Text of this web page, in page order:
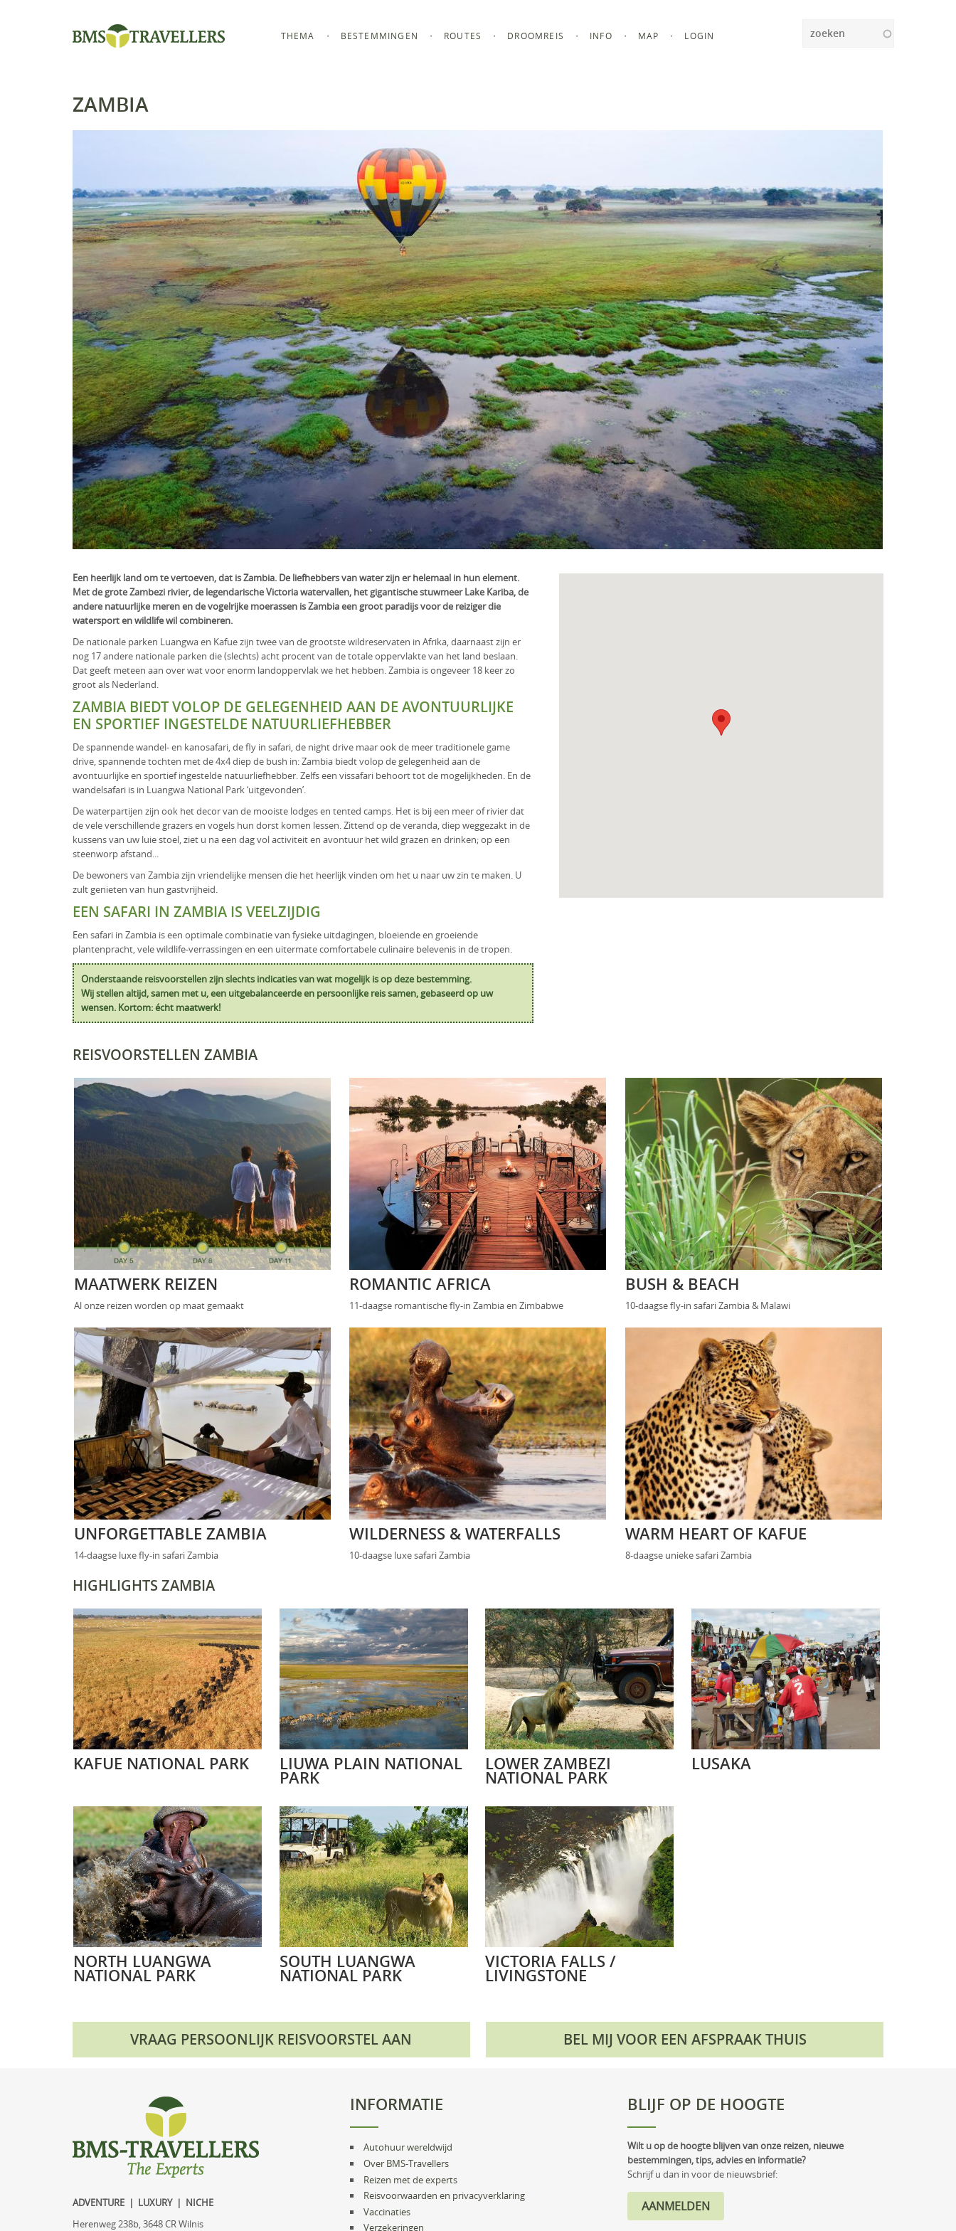
THEMA BESTEMMINGEN ROUTES DROOMREIS INFO MAP LOGIN
Zoeken
ZAMBIA
Een heerlijk land om te vertoeven, dat is Zambia. De liefhebbers van water zijn er helemaal in hun element.
Met de grote Zambezi rivier, de legendarische Victoria watervallen, het gigantische stuwmeer Lake Kariba, de
andere natuurlijke meren en de vogelrijke moerassen is Zambia een groot paradijs voor de reiziger die
watersport en wildlife wil combineren.
De nationale parken Luangwa en Kafue zijn twee van de grootste wildreservaten in Afrika, daarnaast zijn er
nog 17 andere nationale parken die (slechts) acht procent van de totale oppervlakte van het land beslaan.
Dat geeft meteen aan over wat voor enorm landoppervlak we het hebben. Zambia is ongeveer 18 keer zo
groot als Nederland.
ZAMBIA BIEDT VOLOP DE GELEGENHEID AAN DE AVONTUURLIJKE
EN SPORTIEF INGESTELDE NATUURLIEFHEBBER
De spannende wandel- en kanosafari, de fly in safari, de night drive maar ook de meer traditionele game
drive, spannende tochten met de 4x4 diep de bush in: Zambia biedt volop de gelegenheid aan de
avontuurlijke en sportief ingestelde natuurliefhebber. Zelfs een vissafari behoort tot de mogelijkheden. En de
wandelsafari is in Luangwa National Park ‘uitgevonden’.
De waterpartijen zijn ook het decor van de mooiste lodges en tented camps. Het is bij een meer of rivier dat
de vele verschillende grazers en vogels hun dorst komen lessen. Zittend op de veranda, diep weggezakt in de
kussens van uw luie stoel, ziet u na een dag vol activiteit en avontuur het wild grazen en drinken; op een
steenworp afstand...
De bewoners van Zambia zijn vriendelijke mensen die het heerlijk vinden om het u naar uw zin te maken. U
zult genieten van hun gastvrijheid.
EEN SAFARI IN ZAMBIA IS VEELZIJDIG
Een safari in Zambia is een optimale combinatie van fysieke uitdagingen, bloeiende en groeiende
plantenpracht, vele wildlife-verrassingen en een uitermate comfortabele culinaire belevenis in de tropen.
Onderstaande reisvoorstellen zijn slechts indicaties van wat mogelijk is op deze bestemming.
Wij stellen altijd, samen met u, een uitgebalanceerde en persoonlijke reis samen, gebaseerd op uw
wensen. Kortom: écht maatwerk!
REISVOORSTELLEN ZAMBIA
MAATWERK REIZEN
Al onze reizen worden op maat gemaakt
ROMANTIC AFRICA
11-daagse romantische fly-in Zambia en Zimbabwe
BUSH & BEACH
10-daagse fly-in safari Zambia & Malawi
UNFORGETTABLE ZAMBIA
14-daagse luxe fly-in safari Zambia
WILDERNESS & WATERFALLS
10-daagse luxe safari Zambia
WARM HEART OF KAFUE
8-daagse unieke safari Zambia
HIGHLIGHTS ZAMBIA
KAFUE NATIONAL PARK LIUWA PLAIN NATIONAL
PARK
LOWER ZAMBEZI
NATIONAL PARK
LUSAKA
NORTH LUANGWA
NATIONAL PARK
SOUTH LUANGWA
NATIONAL PARK
VICTORIA FALLS /
LIVINGSTONE
VRAAG PERSOONLIJK REISVOORSTEL AAN BEL MIJ VOOR EEN AFSPRAAK THUIS
ADVENTURE | LUXURY | NICHE
Herenweg 238b, 3648 CR Wilnis
INFORMATIE
Autohuur wereldwijd
Over BMS-Travellers
Reizen met de experts
Reisvoorwaarden en privacyverklaring
Vaccinaties
Verzekeringen
BLIJF OP DE HOOGTE
Wilt u op de hoogte blijven van onze reizen, nieuwe
bestemmingen, tips, advies en informatie?
Schrijf u dan in voor de nieuwsbrief: